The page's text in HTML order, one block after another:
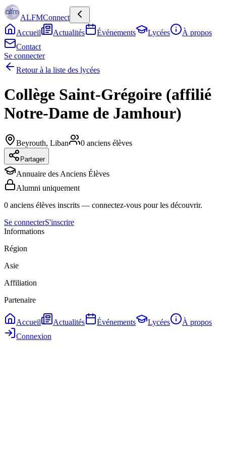
ALFMConnect
Accueil
Actualités Événements Lycées
À propos
Contact
Se connecter
Retour à la liste des lycées
Collège Saint-Grégoire (affilié
Notre-Dame de Jamhour)
Beyrouth, Liban 0 anciens élèves
Partager
Annuaire des Anciens Élèves
Alumni uniquement
0 anciens élèves inscrits — connectez-vous pour les découvrir.
Se connecterS'inscrire
Informations
Région
Asie
Affiliation
Partenaire
Accueil Actualités Événements Lycées
À propos
Connexion